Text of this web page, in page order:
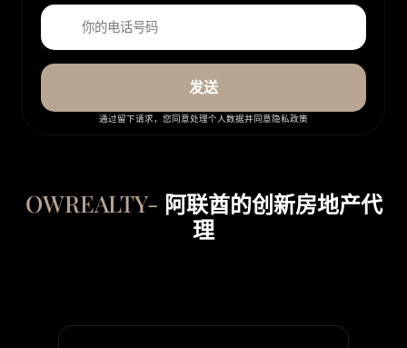
发送
通过留下请求，您同意处理个人数据并同意隐私政策
OWREALTY- 阿联酋的创新房地产代
理